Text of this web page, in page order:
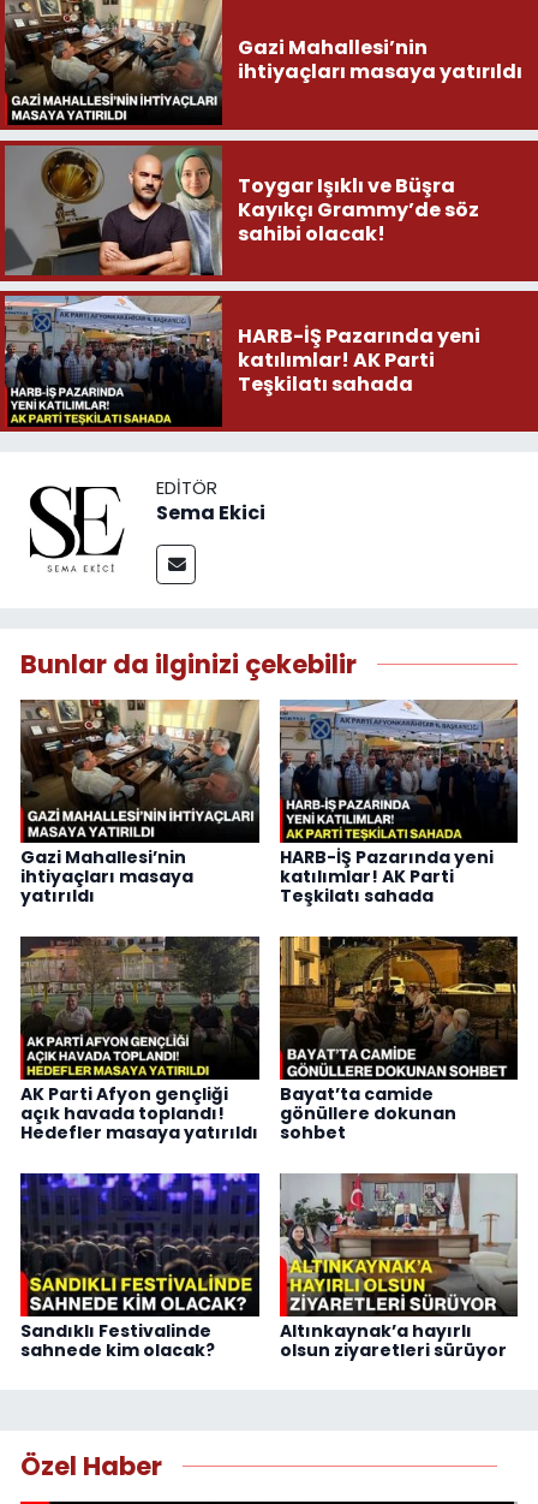
Gazi Mahallesi’nin
ihtiyaçları masaya yatırıldı
Toygar Işıklı ve Büşra
Kayıkçı Grammy’de söz
sahibi olacak!
HARB-İŞ Pazarında yeni
katılımlar! AK Parti
Teşkilatı sahada
EDITÖR
Sema Ekici
Bunlar da ilginizi çekebilir
Gazi Mahallesi’nin
ihtiyaçları masaya
yatırıldı
HARB-İŞ Pazarında yeni
katılımlar! AK Parti
Teşkilatı sahada
AK Parti Afyon gençliği
açık havada toplandı!
Hedefler masaya yatırıldı
Bayat’ta camide
gönüllere dokunan
sohbet
Sandıklı Festivalinde
sahnede kim olacak?
Altınkaynak’a hayırlı
olsun ziyaretleri sürüyor
Özel Haber